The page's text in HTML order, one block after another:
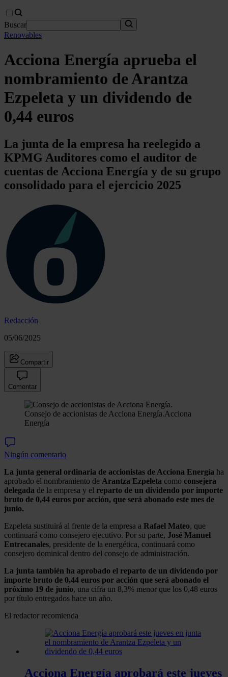
Buscar
Renovables
Acciona Energía aprueba el
nombramiento de Arantza
Ezpeleta y un dividendo de
0,44 euros
La junta de la empresa ha reelegido a
KPMG Auditores como el auditor de
cuentas de Acciona Energía y de su grupo
consolidado para el ejercicio 2025
Redacción
05/06/2025
Compartir
Comentar
Consejo de accionistas de Acciona Energía.Acciona
Energía
Ningún comentario
La junta general ordinaria de accionistas de Acciona Energía ha
aprobado el nombramiento de Arantza Ezpeleta como consejera
delegada de la empresa y el reparto de un dividendo por importe
bruto de 0,44 euros por acción, que será abonado este mes de
junio.
Ezpeleta sustituirá al frente de la empresa a Rafael Mateo, que
continuará como consejero ejecutivo. Por su parte, José Manuel
Entrecanales, presidente de la energética, continuará como
consejero dominical dentro del consejo de administración.
La junta también ha aprobado el reparto de un dividendo por
importe bruto de 0,44 euros por acción que será abonado el
próximo 19 de junio, una cifra un 8,3% menor que los 0,48 euros
por título entregados hace un año.
El redactor recomienda
Acciona Energía aprobará este jueves